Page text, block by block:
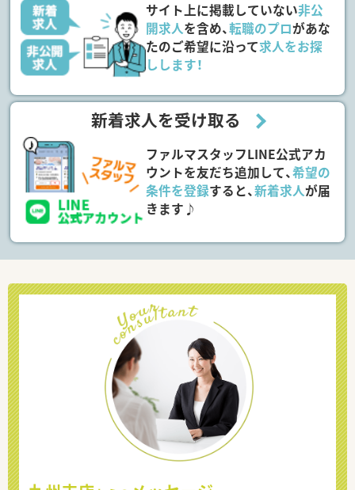
サイト上に掲載していない非公
開求人を含め、転職のプロがあな
たのご希望に沿って求人をお探
しします！
新着求人を受け取る
ファルマスタッフLINE公式アカ
ウントを友だち追加して、希望の
条件を登録すると、新着求人が届
きます♪